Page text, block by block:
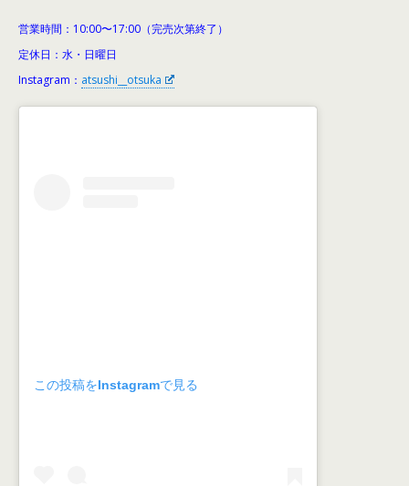
営業時間：10:00〜17:00（完売次第終了）
定休日：水・日曜日
Instagram： atsushi__otsuka
この投稿をInstagramで見る